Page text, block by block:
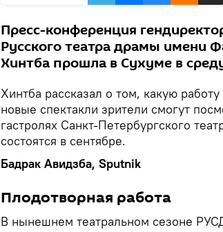
Пресс-конференция
Русского театра драмы имени
Хинтба прошла в Сухуме в
Хинтба рассказал о том, какую
новые спектакли зрители смогут
гастролях Санкт-Петербургского
состоятся в сентябре.
Бадрак Авидзба, Sputnik
Плодотворная работа
В нынешнем театральном сезоне